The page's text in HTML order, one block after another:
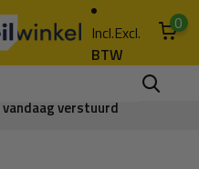
Incl.Excl.
BTW
0
vandaag verstuurd